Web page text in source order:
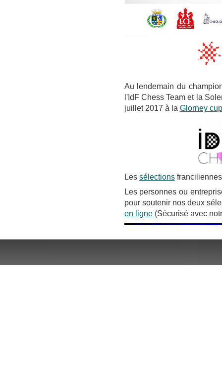
Au lendemain du
l'IdF Chess Team et la
juillet 2017 à la Glorney cup
Les sélections
Les personnes ou
pour soutenir nos deux
en ligne(Sécurisé avec